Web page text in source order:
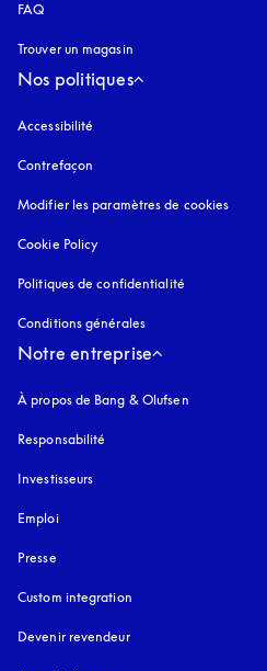
FAQ
Trouver un magasin
Nos politiques
Accessibilité
Contrefaçon
Modifier les paramètres de cookies
Cookie Policy
Politiques de confidentialité
Conditions générales
Notre entreprise
À propos de Bang & Olufsen
Responsabilité
Investisseurs
Emploi
Presse
Custom integration
Devenir revendeur